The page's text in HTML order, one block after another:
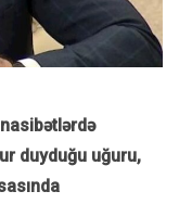
duyduğu uğuru,